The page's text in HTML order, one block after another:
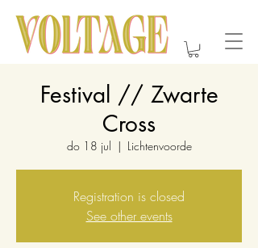
Festival // Zwarte
Cross
do 18 jul
  |
Lichtenvoorde
Registration is closed
See other events